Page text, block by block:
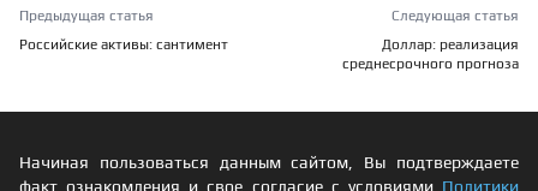
Предыдущая статья
Российские активы: сантимент
Следующая статья
Доллар: реализация
среднесрочного прогноза
Начиная пользоваться данным сайтом, Вы подтверждаете
факт ознакомления и свое согласие с условиями Политики